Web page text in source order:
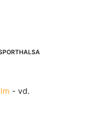
- vd.